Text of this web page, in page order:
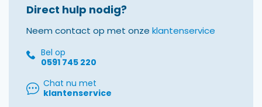
Direct hulp nodig?
Neem contact op met onze klantenservice
Bel op
0591 745 220
Chat nu met
klantenservice